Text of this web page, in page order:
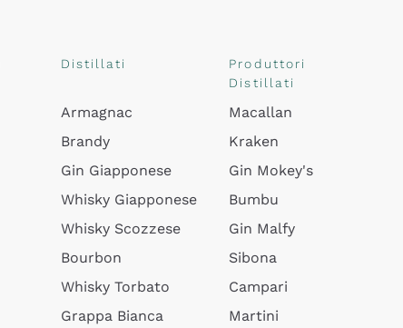
Distillati
Armagnac
Brandy
Gin Giapponese
Whisky Giapponese
Whisky Scozzese
Bourbon
Whisky Torbato
Grappa Bianca
Produttori
Distillati
Macallan
Kraken
Gin Mokey's
Bumbu
Gin Malfy
Sibona
Campari
Martini